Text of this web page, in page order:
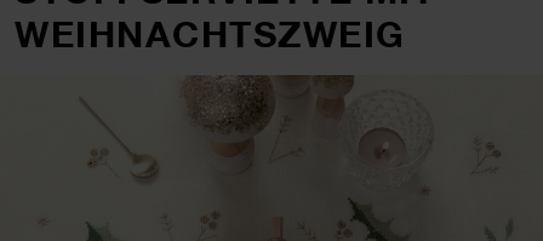
WEIHNACHTSZWEIG